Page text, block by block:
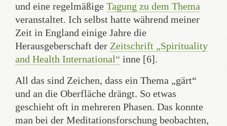
und eine regelmäßige Tagung zu dem Thema
veranstaltet. Ich selbst hatte während meiner
Zeit in England einige Jahre die
Herausgeberschaft der Zeitschrift „Spirituality
and Health International“ inne [6].
All das sind Zeichen, dass ein Thema „gärt“
und an die Oberfläche drängt. So etwas
geschieht oft in mehreren Phasen. Das konnte
man bei der Meditationsforschung beobachten,